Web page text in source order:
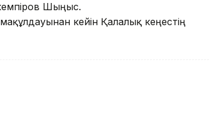
Шыңғыс.
кейін Қалалық кеңестің